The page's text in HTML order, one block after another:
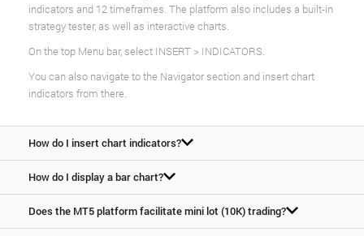
indicators and 12 timeframes. The platform also includes a built-in
strategy tester, as well as interactive charts.
On the top Menu bar, select INSERT > INDICATORS.
You can also navigate to the Navigator section and insert chart
indicators from there.
How do I insert chart indicators?
How do I display a bar chart?
Does the MT5 platform facilitate mini lot (10K) trading?